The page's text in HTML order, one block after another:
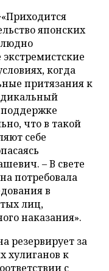
японских
когда
притязания к
что в такой
себе
– В свете
потребовала
в
лиц,
наказания».
резервирует за
хулиганов к
с